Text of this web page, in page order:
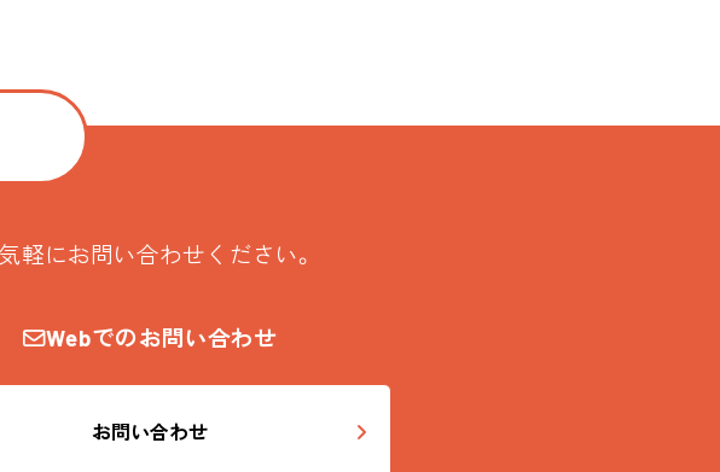
軽にお問い合わせください。
Webでのお問い合わせ
お問い合わせ